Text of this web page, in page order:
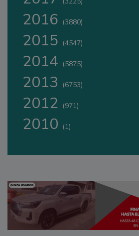
2016 (3880)
2015 (4547)
2014 (5875)
2013 (6753)
2012 (971)
2010 (1)